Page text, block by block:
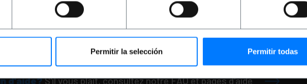
Permitir la selección Permitir todas
0,51
0,51€VAT inc.
Livraison immédiate REF: KJ035
d'aide?S'il vous plaît, consultez notre FAQ et pages d'aide